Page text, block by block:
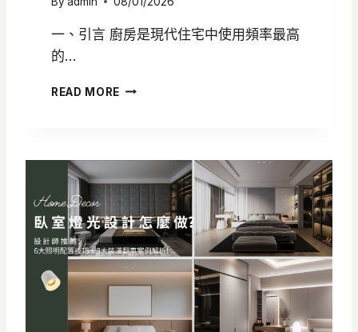
間
一、引言 廚房是現代住宅中使用頻率最高
的…
READ MORE 廚
怎
做
？
5
大
照
配